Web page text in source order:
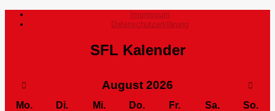
Impressum
Datenschutzerklärung
SFL Kalender
August 2026
Mo. Di. Mi. Do. Fr. Sa.
So.